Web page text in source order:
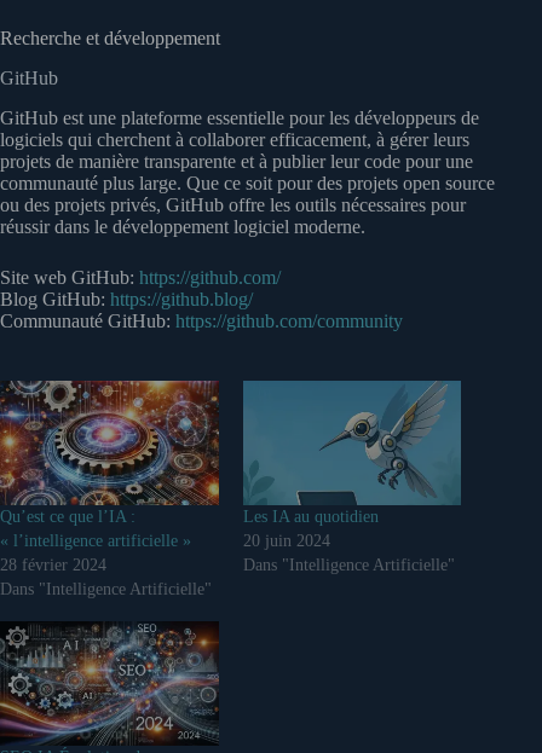
Recherche et développement
GitHub
GitHub est une plateforme essentielle pour les développeurs de
logiciels qui cherchent à collaborer efficacement, à gérer leurs
projets de manière transparente et à publier leur code pour une
communauté plus large. Que ce soit pour des projets open source
ou des projets privés, GitHub offre les outils nécessaires pour
réussir dans le développement logiciel moderne.
Site web GitHub: https://github.com/
Blog GitHub: https://github.blog/
Communauté GitHub: https://github.com/community
Qu’est ce que l’IA :
« l’intelligence artificielle »
28 février 2024
Dans "Intelligence Artificielle"
Les IA au quotidien
20 juin 2024
Dans "Intelligence Artificielle"